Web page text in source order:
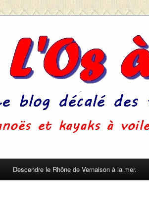
Descendre le Rhône de Vernaison à la mer.